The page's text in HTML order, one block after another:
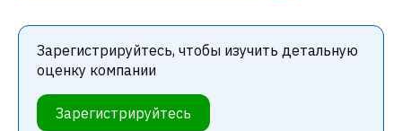
Зарегистрируйтесь, чтобы изучить детальную
оценку компании
Зарегистрируйтесь